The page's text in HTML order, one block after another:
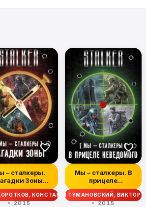
– сталкеры.
Зоны
(сборник)
КОНСТАНТИН СКУРАТОВ, ВЛАДИМИР
2015
Мы – сталкеры. В
прицеле
неведомого.
Авторский сбо...
ШАКИЛОВ, ЕЖИ ТУМАНОВСКИЙ, ВИКТОР
2015
ДЖОРДЖ ЛОКХАРД, ГЕНРИ ОЛДИ,